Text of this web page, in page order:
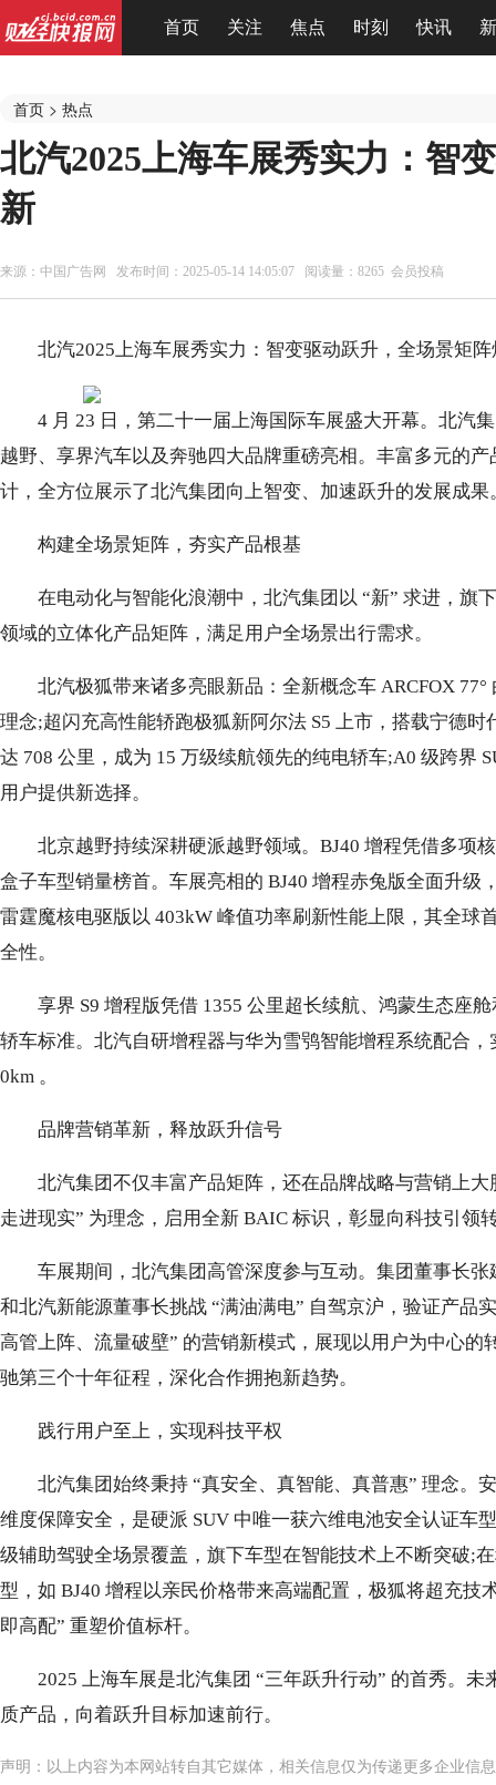
首页 关注 焦点 时刻 快讯
首页 > 热点
北汽2025上海车展秀实力：智
新
来源： 中国广告网 发布时间：2025-05-14 14:05:07 阅读量：8265 会员投稿
北汽2025上海车展秀实力：智变驱动跃升，全场景矩阵
4 月 23 日，第二十一届上海国际车展盛大开幕。北汽
越野、享界汽车以及奔驰四大品牌重磅亮相。丰富多元的
计，全方位展示了北汽集团向上智变、加速跃升的发展成果
构建全场景矩阵，夯实产品根基
在电动化与智能化浪潮中，北汽集团以 “新” 求进，旗
领域的立体化产品矩阵，满足用户全场景出行需求。
北汽极狐带来诸多亮眼新品：全新概念车 ARCFOX
理念;超闪充高性能轿跑极狐新阿尔法 S5 上市，搭载宁德时
达 708 公里，成为 15 万级续航领先的纯电轿车;A0 级跨界
用户提供新选择。
北京越野持续深耕硬派越野领域。BJ40 增程凭借多项
盒子车型销量榜首。车展亮相的 BJ40 增程赤兔版全面升级
雷霆魔核电驱版以 403kW 峰值功率刷新性能上限，其全球
全性。
享界 S9 增程版凭借 1355 公里超长续航、鸿蒙生态座
轿车标准。北汽自研增程器与华为雪鸮智能增程系统配合
0km 。
品牌营销革新，释放跃升信号
北汽集团不仅丰富产品矩阵，还在品牌战略与营销上
走进现实” 为理念，启用全新 BAIC 标识，彰显向科技引领
车展期间，北汽集团高管深度参与互动。集团董事长
和北汽新能源董事长挑战 “满油满电” 自驾京沪，验证产品
高管上阵、流量破壁” 的营销新模式，展现以用户为中心
驰第三个十年征程，深化合作拥抱新趋势。
践行用户至上，实现科技平权
北汽集团始终秉持 “真安全、真智能、真普惠” 理念。
维度保障安全，是硬派 SUV 中唯一获六维电池安全认证车
级辅助驾驶全场景覆盖，旗下车型在智能技术上不断突破;
型，如 BJ40 增程以亲民价格带来高端配置，极狐将超充技
即高配” 重塑价值标杆。
2025 上海车展是北汽集团 “三年跃升行动” 的首秀。
质产品，向着跃升目标加速前行。
声明：以上内容为本网站转自其它媒体，相关信息仅为传递更多企业信